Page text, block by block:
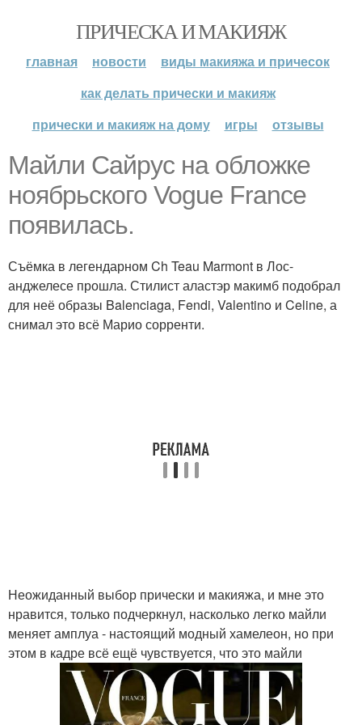
ПРИЧЕСКА И МАКИЯЖ
главная новости
виды макияжа и причесок
как делать прически и макияж
прически и макияж на дому
игры отзывы
Майли Сайрус на обложке
ноябрьского Vogue France
появилась.
Съёмка в легендарном Ch Teau Marmont в Лос-
анджелесе прошла. Стилист аластэр макимб подобрал
для неё образы Balenciaga, Fendi, Valentino и Celine, а
снимал это всё Марио сорренти.
Неожиданный выбор прически и макияжа, и мне это
нравится, только подчеркнул, насколько легко майли
меняет амплуа - настоящий модный хамелеон, но при
этом в кадре всё ещё чувствуется, что это майли